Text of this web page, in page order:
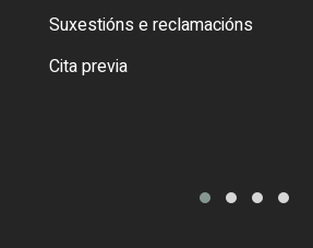
Suxestións e reclamacións
Cita previa